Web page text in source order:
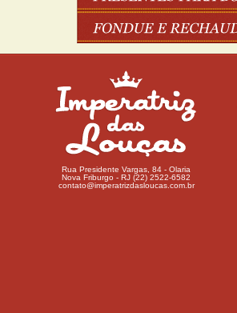
Rua Presidente Vargas, 84 - Olaria
Nova Friburgo - RJ (22) 2522-6582
contato@imperatrizdasloucas.com.br